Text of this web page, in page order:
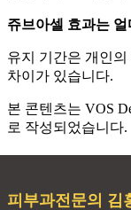
쥬브아셀 효과는
유지 기간은 개인
차이가 있습니다.
본 콘텐츠는 VOS
로 작성되었습니다.
피부과전문의 김